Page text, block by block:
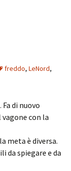
freddo, LeNord,
di nuovo
con la
meta è diversa.
da spiegare e da